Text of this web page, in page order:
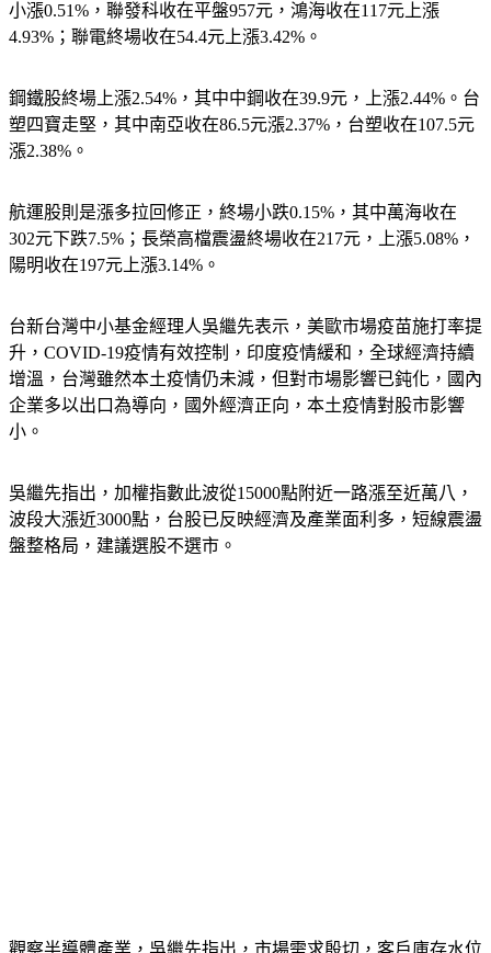
主要電子權值股穩健，晶圓代工龍頭台積電終場收在591元，
小漲0.51%，聯發科收在平盤957元，鴻海收在117元上漲
鋼鐵股終場上漲2.54%，其中中鋼收在39.9元，上漲2.44%。台
塑四寶走堅，其中南亞收在86.5元漲2.37%，台塑收在107.5元
航運股則是漲多拉回修正，終場小跌0.15%，其中萬海收在
302元下跌7.5%；長榮高檔震盪終場收在217元，上漲5.08%，
台新台灣中小基金經理人吳繼先表示，美歐市場疫苗施打率提
升，COVID-19疫情有效控制，印度疫情緩和，全球經濟持續
增溫，台灣雖然本土疫情仍未減，但對市場影響已鈍化，國內
企業多以出口為導向，國外經濟正向，本土疫情對股市影響
吳繼先指出，加權指數此波從15000點附近一路漲至近萬八，
波段大漲近3000點，台股已反映經濟及產業面利多，短線震盪